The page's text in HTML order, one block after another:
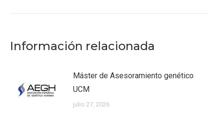
Información relacionada
Máster de Asesoramiento genético
UCM
julio 27, 2026